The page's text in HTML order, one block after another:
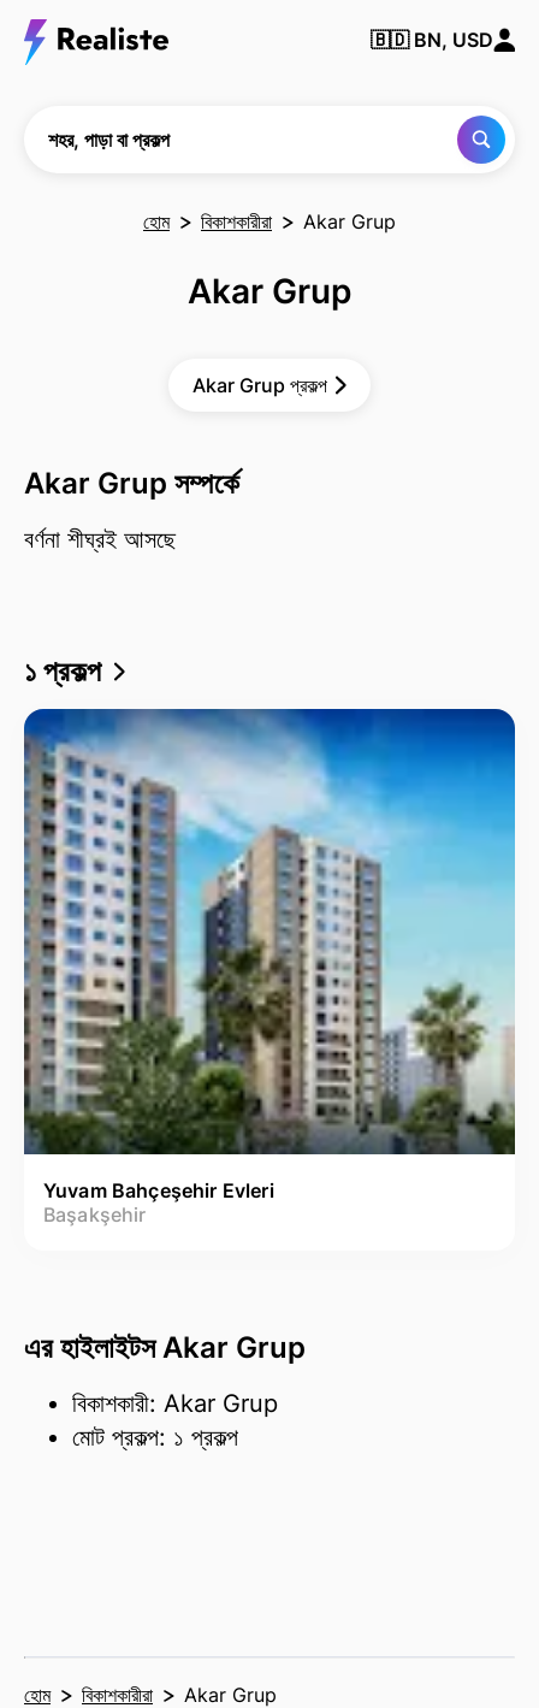
🇧🇩 BN, USD
শহর, পাড়া বা প্রকল্প
হোম বিকাশকারীরা Akar Grup
Akar Grup
Akar Grup প্রকল্প
Akar Grup সম্পর্কে
বর্ণনা শীঘ্রই আসছে
১ প্রকল্প
Yuvam Bahçeşehir Evleri
Başakşehir
এর হাইলাইটস Akar Grup
বিকাশকারী: Akar Grup
মোট প্রকল্প: ১ প্রকল্প
হোম বিকাশকারীরা Akar Grup